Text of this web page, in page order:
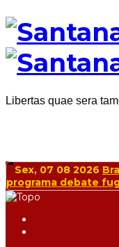
Libertas quae sera
Sex, 07 08 2026
e minimiza impacto